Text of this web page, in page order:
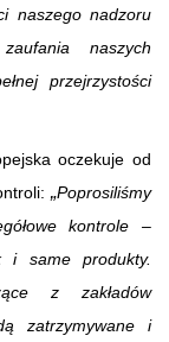
naszego nadzoru
naszych
przejrzystości
oczekuje od
„Poprosiliśmy
kontrole –
i same produkty.
z zakładów
zatrzymywane i